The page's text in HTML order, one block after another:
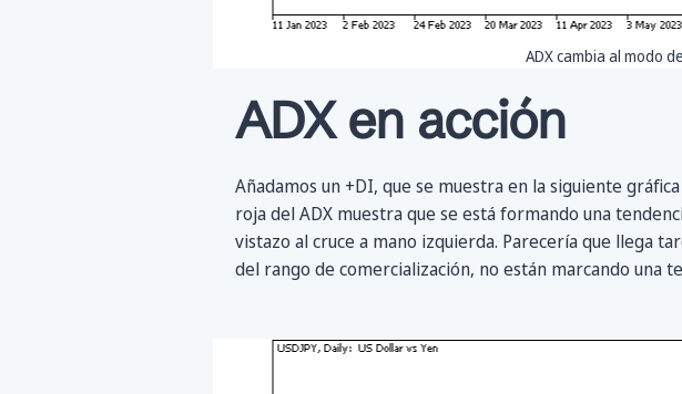
ADX cambia al modo
ADX en acción
Añadamos un +DI, que se muestra en la siguiente
roja del ADX muestra que se está formando una
vistazo al cruce a mano izquierda. Parecería que llega
del rango de comercialización, no están marcando una